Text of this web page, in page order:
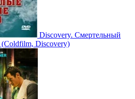
Discovery. Смертельный
(Coldfilm, Discovery)